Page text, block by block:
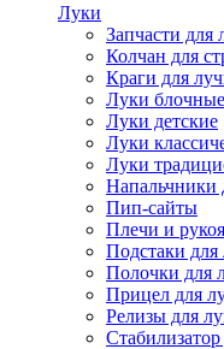
Луки
Запчасти для
Колчан для
Краги для
Луки блочные
Луки детские
Луки
Луки
Напальчники
Пип-сайты
Плечи и
Подстаки для
Полочки для
Прицел для
Релизы для
Стабилизатор